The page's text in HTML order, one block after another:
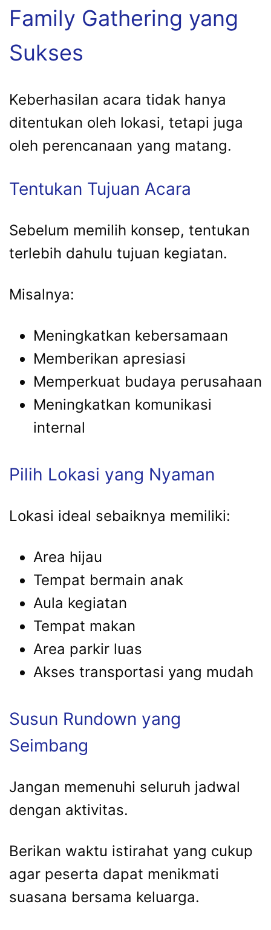
Family Gathering yang
Sukses
Keberhasilan acara tidak hanya
ditentukan oleh lokasi, tetapi juga
oleh perencanaan yang matang.
Tentukan Tujuan Acara
Sebelum memilih konsep, tentukan
terlebih dahulu tujuan kegiatan.
Misalnya:
Meningkatkan kebersamaan
Memberikan apresiasi
Memperkuat budaya perusahaan
Meningkatkan komunikasi
internal
Pilih Lokasi yang Nyaman
Lokasi ideal sebaiknya memiliki:
Area hijau
Tempat bermain anak
Aula kegiatan
Tempat makan
Area parkir luas
Akses transportasi yang mudah
Susun Rundown yang
Seimbang
Jangan memenuhi seluruh jadwal
dengan aktivitas.
Berikan waktu istirahat yang cukup
agar peserta dapat menikmati
suasana bersama keluarga.